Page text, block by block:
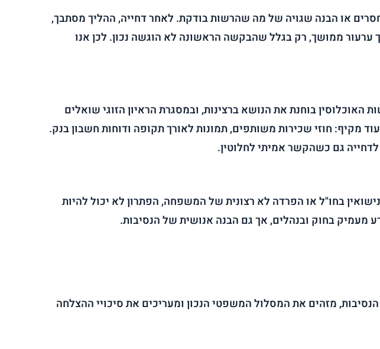
או הבנה שגויה של מה שהרשות בודקת. לאחר דחייה, ההליך מסתבך,
ממושך, רק בגלל שהבקשה הראשונה לא הוגשה נכון. לכן אנו
בוחנת את הנושא ברצינות, ובמסגרת הראיון הזוגי שואלים
מקיף: חוזי שכירות משותפים, תמונות לאורך תקופה ודוחות חשבון בנק.
גם כשהקשר אמיתי לחלוטין.
בחו"ל או הפרדה לא רצונית של המשפחה, הפתרון לא יכול להיות
מעמיק בחוק ובנהלים, אך גם הבנה אנושית של הנסיבות.
מזהים את המסלול המשפטי הנכון ומעריכים את סיכויי ההצלחה